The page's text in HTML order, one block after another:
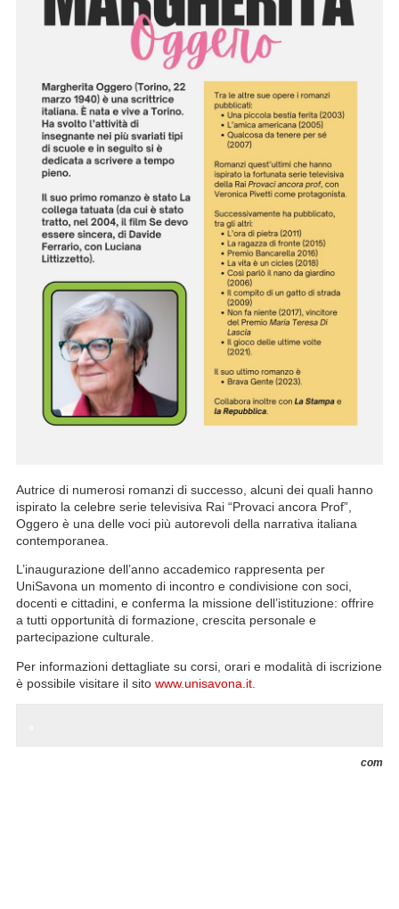
Autrice di numerosi romanzi di successo, alcuni dei quali hanno
ispirato la celebre serie televisiva Rai “Provaci ancora Prof”,
Oggero è una delle voci più autorevoli della narrativa italiana
contemporanea.
L’inaugurazione dell’anno accademico rappresenta per
UniSavona un momento di incontro e condivisione con soci,
docenti e cittadini, e conferma la missione dell’istituzione: offrire
a tutti opportunità di formazione, crescita personale e
partecipazione culturale.
Per informazioni dettagliate su corsi, orari e modalità di iscrizione
è possibile visitare il sito www.unisavona.it.
com